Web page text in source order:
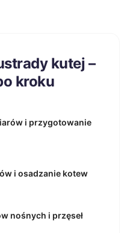
kutej –
kroku
i przygotowanie
i osadzanie kotew
nośnych i przęseł